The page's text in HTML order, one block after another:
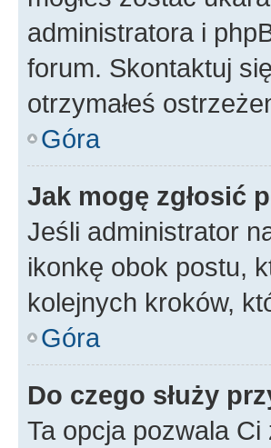
administratora i
forum. Skontaktuj
otrzymałeś
Góra
Jak mogę zgłosić
Jeśli administrator
ikonkę obok postu,
kolejnych kroków,
Góra
Do czego służy
Ta opcja pozwala